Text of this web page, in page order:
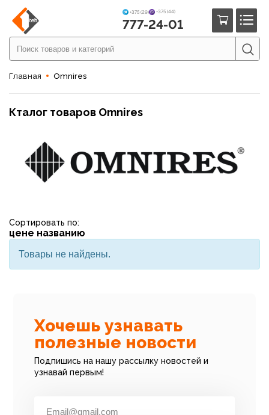
+375 (29) +375 (44)
777-24-01
Главная Omnires
Кталог товаров Omnires
Сортировать по:
цене названию
Товары не найдены.
Хочешь узнавать
полезные новости
Подпишись на нашу рассылку новостей и
узнавай первым!